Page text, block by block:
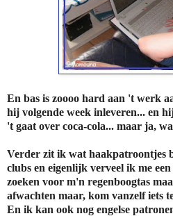
En bas is zoooo hard aan 't werk
hij volgende week inleveren... en
't gaat over coca-cola... maar ja,
Verder zit ik wat haakpatroontjes
clubs en eigenlijk verveel ik me
zoeken voor m'n regenboogtas
afwachten maar, kom vanzelf iets
En ik kan ook nog engelse